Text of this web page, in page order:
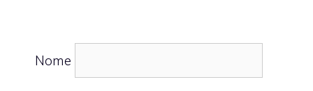
Nome